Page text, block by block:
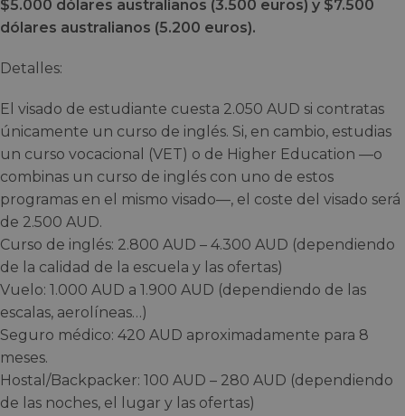
$5.000 dólares australianos (3.500 euros) y $7.500
dólares australianos (5.200 euros).
Detalles:
El visado de estudiante cuesta 2.050 AUD si contratas
únicamente un curso de inglés. Si, en cambio, estudias
un curso vocacional (VET) o de Higher Education —o
combinas un curso de inglés con uno de estos
programas en el mismo visado—, el coste del visado será
de 2.500 AUD.
Curso de inglés: 2.800 AUD – 4.300 AUD (dependiendo
de la calidad de la escuela y las ofertas)
Vuelo: 1.000 AUD a 1.900 AUD (dependiendo de las
escalas, aerolíneas…)
Seguro médico: 420 AUD aproximadamente para 8
meses.
Hostal/Backpacker: 100 AUD – 280 AUD (dependiendo
de las noches, el lugar y las ofertas)